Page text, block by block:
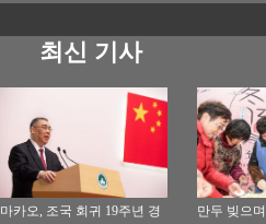
최신 기사
마카오, 조국 회귀 19주년 경
만두 빚으